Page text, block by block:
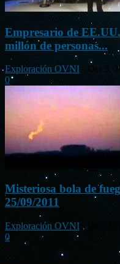
Empresario de
millón de personas...
Exploración OVNI
Oct 3,
0
Misteriosa bola de
25/09/2011
Exploración OVNI -
0